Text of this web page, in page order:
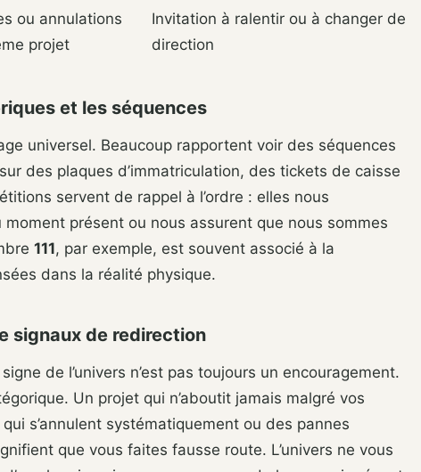
ou annulations
projet
Invitation à ralentir ou à changer de
direction
et les séquences
universel. Beaucoup rapportent voir des séquences
des plaques d’immatriculation, des tickets de caisse
servent de rappel à l’ordre : elles nous
présent ou nous assurent que nous sommes
111, par exemple, est souvent associé à la
dans la réalité physique.
signaux de redirection
de l’univers n’est pas toujours un encouragement.
Un projet qui n’aboutit jamais malgré vos
s’annulent systématiquement ou des pannes
que vous faites fausse route. L’univers ne vous